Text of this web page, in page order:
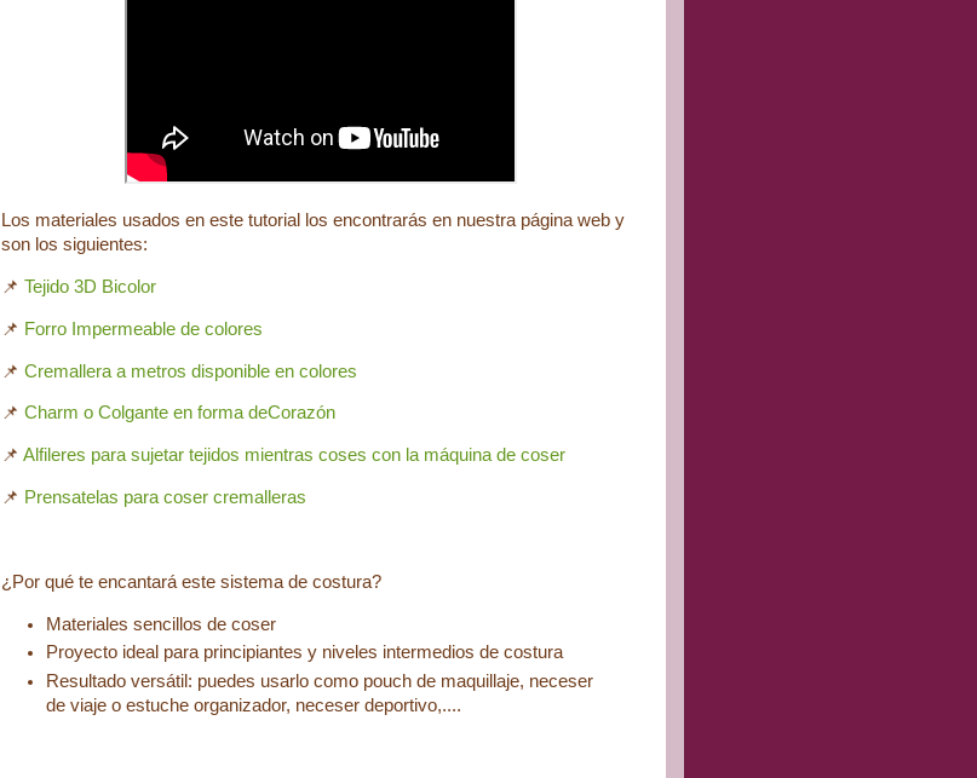
Los materiales usados en este tutorial los encontrarás en nuestra página web y
son los siguientes:
📌 Tejido 3D Bicolor
📌 Forro Impermeable de colores
📌 Cremallera a metros disponible en colores
📌 Charm o Colgante en forma deCorazón
📌 Alfileres para sujetar tejidos mientras coses con la máquina de coser
📌 Prensatelas para coser cremalleras
¿Por qué te encantará este sistema de costura?
Materiales sencillos de coser
Proyecto ideal para principiantes y niveles intermedios de costura
Resultado versátil: puedes usarlo como pouch de maquillaje, neceser
de viaje o estuche organizador, neceser deportivo,....